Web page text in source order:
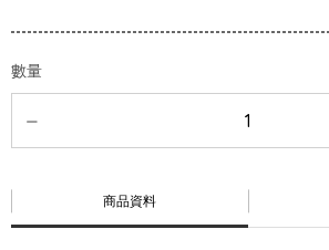
數量
商品資料